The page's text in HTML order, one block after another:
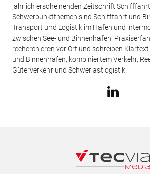
jährlich erscheinenden Zeitschrift Schifffahrt
Schwerpunktthemen sind Schifffahrt und
Transport und Logistik im Hafen und
zwischen See- und Binnenhäfen.
recherchieren vor Ort und schreiben
und Binnenhäfen, kombiniertem Verkehr,
Güterverkehr und Schwerlastlogistik.